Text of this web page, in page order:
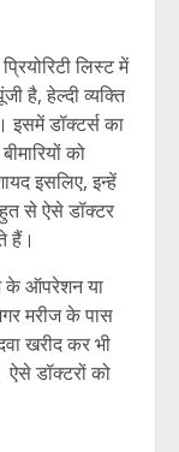
लिस्ट में
है, हेल्दी व्यक्ति
इसमें डॉक्टर्स का
को
इसलिए, इन्हें
से ऐसे डॉक्टर
हैं।
के ऑपरेशन या
मरीज के पास
खरीद कर भी
डॉक्टरों को